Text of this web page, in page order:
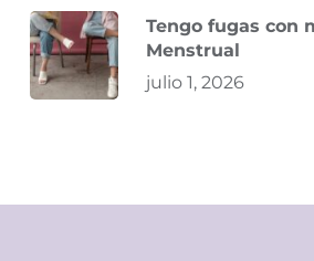
Tengo fugas con
Menstrual
julio 1, 2026